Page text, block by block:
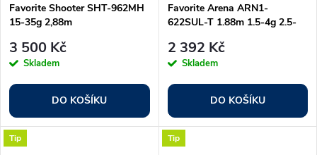
Favorite Shooter SHT-962MH
15-35g 2,88m
3 500 Kč
Skladem
DO KOŠÍKU
Favorite Arena ARN1-
622SUL-T 1.88m 1.5-4g 2.5-
2 392 Kč
Skladem
DO KOŠÍKU
Tip Tip